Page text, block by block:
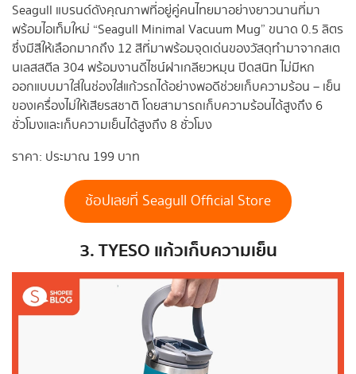
Seagull แบรนด์ดังคุณภาพที่อยู่คู่คนไทยมาอย่างยาวนานที่มา
พร้อมไอเท็มใหม่ “Seagull Minimal Vacuum Mug” ขนาด 0.5 ลิตร
ซึ่งมีสีให้เลือกมากถึง 12 สีที่มาพร้อมจุดเด่นของวัสดุทำมาจากสเต
นเลสสตีล 304 พร้อมงานดีไซน์ฝาเกลียวหมุน ปิดสนิท ไม่มีหก
ออกแบบมาใส่ในช่องใส่แก้วรถได้อย่างพอดีช่วยเก็บความร้อน – เย็น
ของเครื่องไม่ให้เสียรสชาติ โดยสามารถเก็บความร้อนได้สูงถึง 6
ชั่วโมงและเก็บความเย็นได้สูงถึง 8 ชั่วโมง
ราคา: ประมาณ 199 บาท
ช้อปเลยที่ Seagull Official Store
3. TYESO แก้วเก็บความเย็น